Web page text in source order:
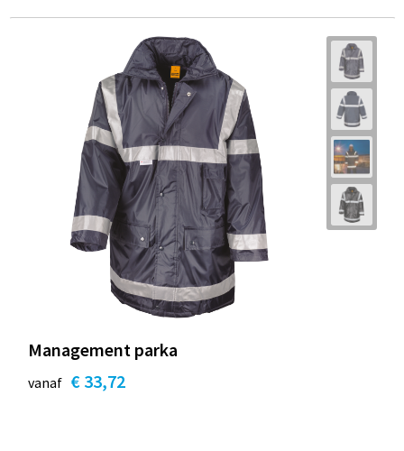
Management parka
vanaf € 33,72